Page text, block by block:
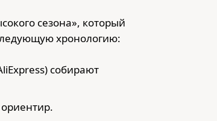
сезона», который
хронологию:
собирают